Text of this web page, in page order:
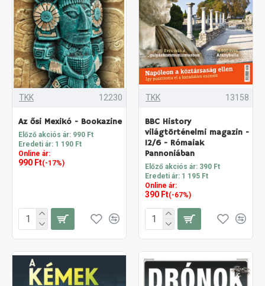
TKK 12230
Az ősi Mexikó - Bookazine
Előző akciós ár: 990 Ft
Eredeti ár: 1 190 Ft
Online ár:
990 Ft(-17%)
TKK 13158
BBC History
világtörténelmi magazin -
12/6 - Rómaiak
Pannoniában
Előző akciós ár: 390 Ft
Eredeti ár: 1 195 Ft
Online ár:
390 Ft(-67%)